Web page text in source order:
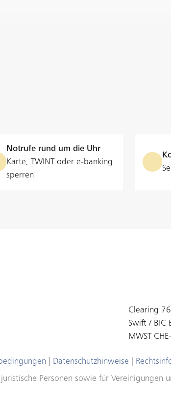
Notrufe rund um die Uhr
Karte, TWINT oder e‑banking
sperren
Clearing
Swift / BIC
MWST
Datenschutzhinweise
Personen sowie für